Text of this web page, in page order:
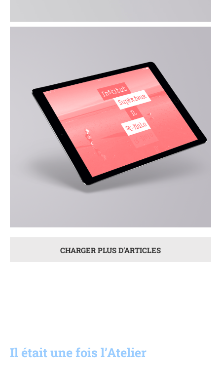
CHARGER PLUS D’ARTICLES
Il était une fois l’Atelier